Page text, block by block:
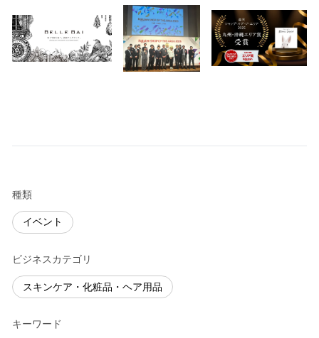
種類
イベント
ビジネスカテゴリ
スキンケア・化粧品・ヘア用品
キーワード